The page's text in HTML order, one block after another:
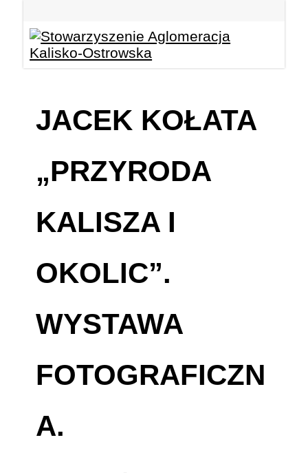
JACEK KOŁATA
„PRZYRODA
KALISZA I
OKOLIC”.
WYSTAWA
FOTOGRAFICZN
A.